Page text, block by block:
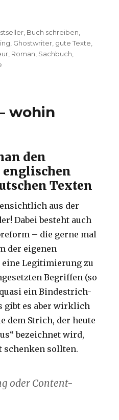
, Buch schreiben,
, Ghostwriter, gute Texte,
, Roman, Sachbuch,
wohin
den
Texten
aus der
Dabei besteht auch
– die gerne mal
der eigenen
eine Legitimierung zu
Begriffen (so
ein Bindestrich-
gibt es aber wirklich
dem Strich, der heute
bezeichnet wird,
schenken sollten.
oder Content-